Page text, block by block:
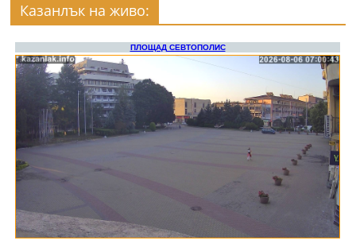
Казанлък на живо: